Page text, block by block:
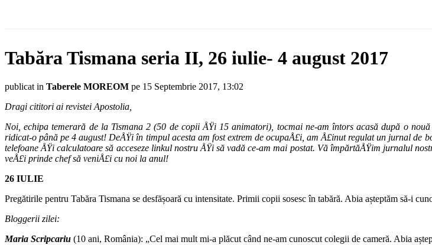
Tabăra Tismana seria II, 26 iulie- 4 august 2017
publicat in Taberele MOREOM pe 15 Septembrie 2017, 13:02
Dragi cititori ai revistei Apostolia,
Noi, echipa temerară de la Tismana 2 (50 de copii ÅŸi 15 animatori), tocmai ne-am întors acasă după o
ridicat-o până pe 4 august! DeÅŸi în timpul acesta am fost extrem de ocupaÅ£i, am Å£inut regulat un jurnal
telefoane ÅŸi calculatoare să acceseze linkul nostru ÅŸi să vadă ce-am mai postat. Vă împărtăÅŸim jurnalul
veÅ£i prinde chef să veniÅ£i cu noi la anul!
26 IULIE
Pregătirile pentru Tabăra Tismana se desfășoară cu intensitate. Primii copii sosesc în tabără. Abia așteptăm să-i
Bloggerii zilei:
Maria Scripcariu (10 ani, România): „Cel mai mult mi-a plăcut când ne-am cunoscut colegii de cameră. Abia